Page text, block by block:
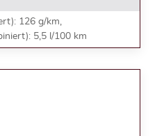
126 g/km,
5,5 l/100 km